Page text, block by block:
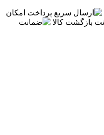
پرداخت امکان